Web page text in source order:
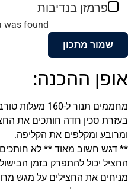
פרמזן בנדיבות
was found
שמור מתכון
אופן ההכנה:
מחממים תנור ל-160 מעלות טורבו.
בעזרת סכין חדה חותכים את
ומרובע ומקלפים את הקליפה.
** דגש חשוב מאוד ** לא
החציל יכול להתפרק בזמן
מניחים את החצילים על מגש